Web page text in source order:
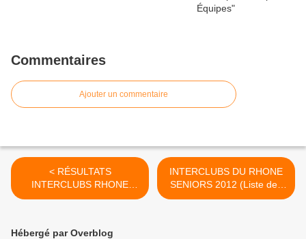
Commentaires
Ajouter un commentaire
< RÉSULTATS
INTERCLUBS RHONE
13/14 ANS FILLES
INTERCLUBS DU RHONE
SENIORS 2012 (Liste des
rencontres) >
Hébergé par Overblog